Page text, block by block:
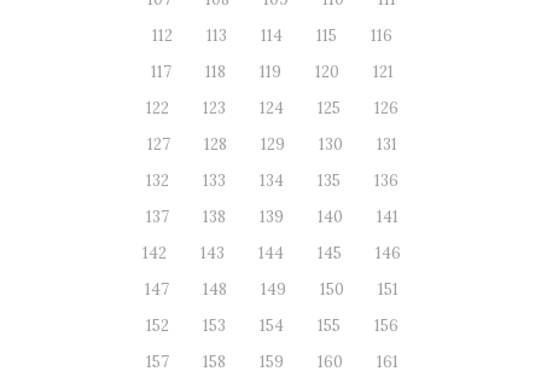
112
113 114 115
116
117
118 119 120
121
122
123 124 125
126
127
128 129 130
131
132
133 134 135
136
137
138 139 140
141
142
143 144 145
146
147
148 149 150
151
152
153 154 155
156
157
158 159 160
161